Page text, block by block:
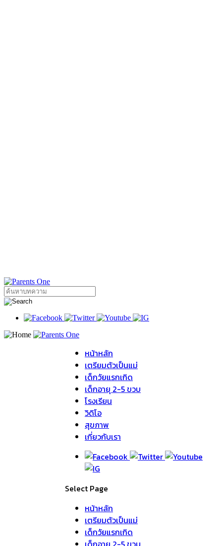
หน้าหลัก
เตรียมตัวเป็นแม่
เด็กวัยแรกเกิด
เด็กอายุ 2-5 ขวบ
โรงเรียน
วิดิโอ
สุขภาพ
เกี่ยวกับเรา
Select Page
หน้าหลัก
เตรียมตัวเป็นแม่
เด็กวัยแรกเกิด